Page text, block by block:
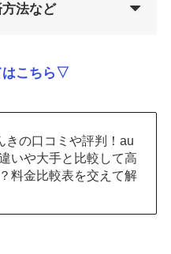
法など
はこちら▽
きの口コミや評判！au
いや大手と比較して高
料金比較表を交えて解